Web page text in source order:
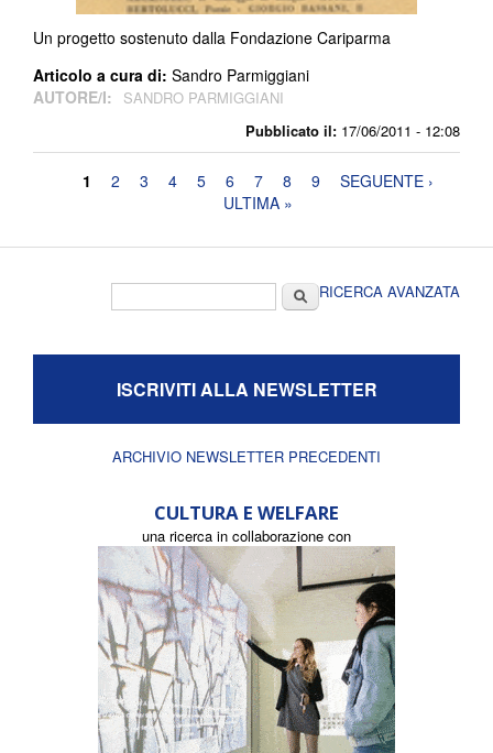
Pubblicato il: 17/06/2011 - 12:08
Un progetto sostenuto dalla Fondazione Cariparma
Articolo a cura di: Sandro Parmiggiani
AUTORE/I:
SANDRO PARMIGGIANI
Pagine
1 2 3 4 5 6 7 8 9
SEGUENTE ›
ULTIMA »
CercaRICERCA AVANZATA
ISCRIVITI ALLA NEWSLETTER
ARCHIVIO NEWSLETTER PRECEDENTI
CULTURA E WELFARE
una ricerca in collaborazione con